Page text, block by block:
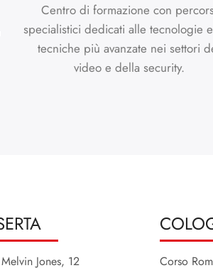
Centro di formazione con
specialistici dedicati alle tecnologie
tecniche più avanzate nei settori
video e della security.
Jones, 12 Corso